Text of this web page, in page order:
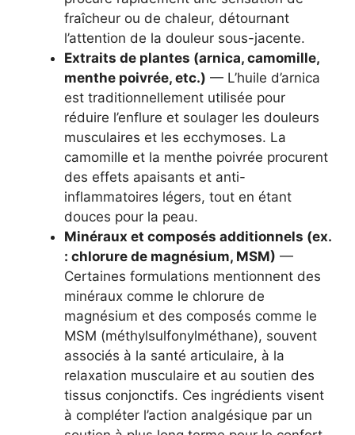
fraîcheur ou de chaleur, détournant
l’attention de la douleur sous-jacente.
Extraits de plantes (arnica, camomille,
menthe poivrée, etc.) — L’huile d’arnica
est traditionnellement utilisée pour
réduire l’enflure et soulager les douleurs
musculaires et les ecchymoses. La
camomille et la menthe poivrée procurent
des effets apaisants et anti-
inflammatoires légers, tout en étant
douces pour la peau.
Minéraux et composés additionnels (ex.
: chlorure de magnésium, MSM) —
Certaines formulations mentionnent des
minéraux comme le chlorure de
magnésium et des composés comme le
MSM (méthylsulfonylméthane), souvent
associés à la santé articulaire, à la
relaxation musculaire et au soutien des
tissus conjonctifs. Ces ingrédients visent
à compléter l’action analgésique par un